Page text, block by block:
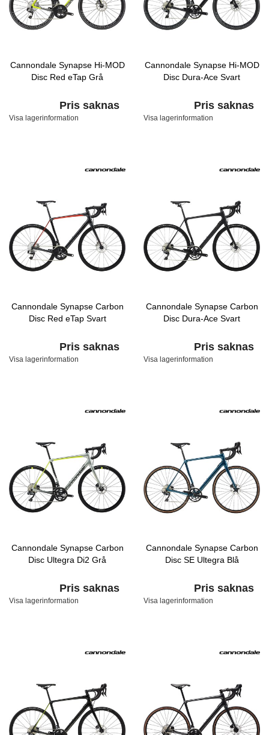
Cannondale Synapse Hi-MOD
Disc Red eTap Grå
Pris saknas
Visa lagerinformation
Cannondale Synapse Hi-MOD
Disc Dura-Ace Svart
Pris saknas
Visa lagerinformation
Cannondale Synapse Carbon
Disc Red eTap Svart
Pris saknas
Visa lagerinformation
Cannondale Synapse Carbon
Disc Dura-Ace Svart
Pris saknas
Visa lagerinformation
Cannondale Synapse Carbon
Disc Ultegra Di2 Grå
Pris saknas
Visa lagerinformation
Cannondale Synapse Carbon
Disc SE Ultegra Blå
Pris saknas
Visa lagerinformation